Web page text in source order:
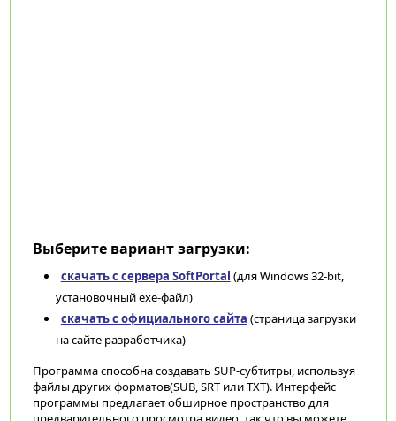
Выберите вариант загрузки:
скачать с сервера SoftPortal (для Windows 32-bit,
установочный exe-файл)
скачать с официального сайта (страница загрузки
на сайте разработчика)
Программа способна создавать SUP-субтитры, используя
файлы других форматов(SUB, SRT или TXT). Интерфейс
программы предлагает обширное пространство для